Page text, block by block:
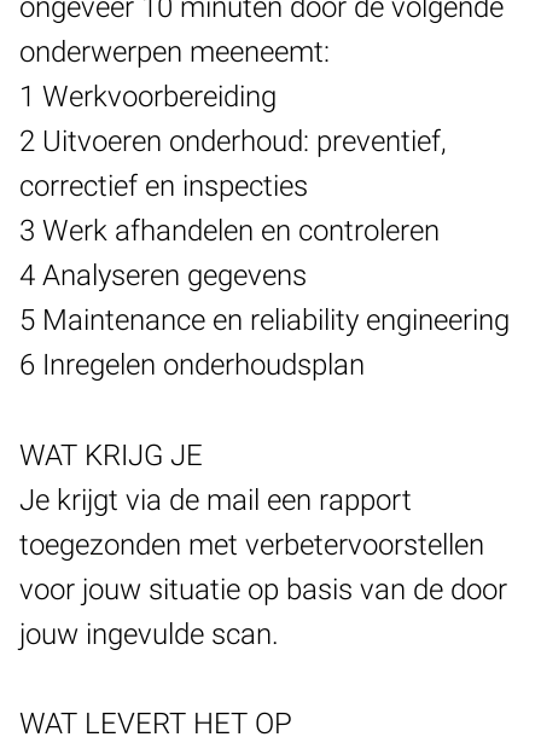
ongeveer 10 minuten door de volgende
onderwerpen meeneemt:
1 Werkvoorbereiding
2 Uitvoeren onderhoud: preventief,
correctief en inspecties
3 Werk afhandelen en controleren
4 Analyseren gegevens
5 Maintenance en reliability engineering
6 Inregelen onderhoudsplan
WAT KRIJG JE
Je krijgt via de mail een rapport
toegezonden met verbetervoorstellen
voor jouw situatie op basis van de door
jouw ingevulde scan.
WAT LEVERT HET OP